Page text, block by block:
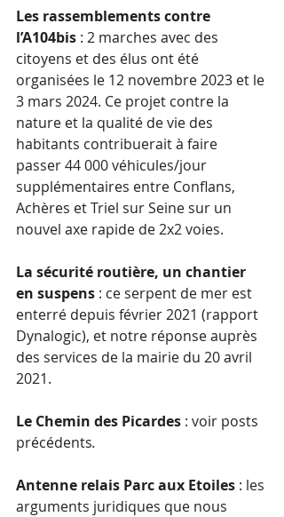
Les rassemblements contre
l’A104bis : 2 marches avec des
citoyens et des élus ont été
organisées le 12 novembre 2023 et le
3 mars 2024. Ce projet contre la
nature et la qualité de vie des
habitants contribuerait à faire
passer 44 000 véhicules/jour
supplémentaires entre Conflans,
Achères et Triel sur Seine sur un
nouvel axe rapide de 2x2 voies.
La sécurité routière, un chantier
en suspens : ce serpent de mer est
enterré depuis février 2021 (rapport
Dynalogic), et notre réponse auprès
des services de la mairie du 20 avril
2021.
Le Chemin des Picardes : voir posts
précédents.
Antenne relais Parc aux Etoiles : les
arguments juridiques que nous